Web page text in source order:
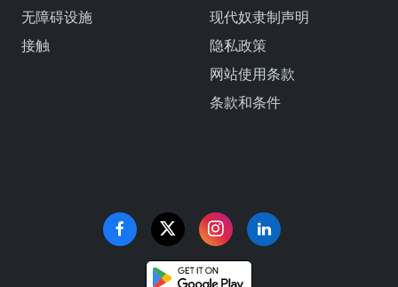
无障碍设施
接触
现代奴隶制声明
隐私政策
网站使用条款
条款和条件